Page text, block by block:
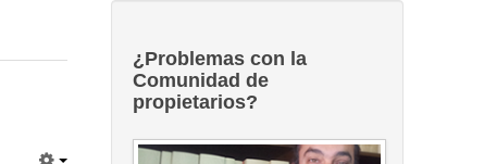
¿Problemas con la
Comunidad de
propietarios?